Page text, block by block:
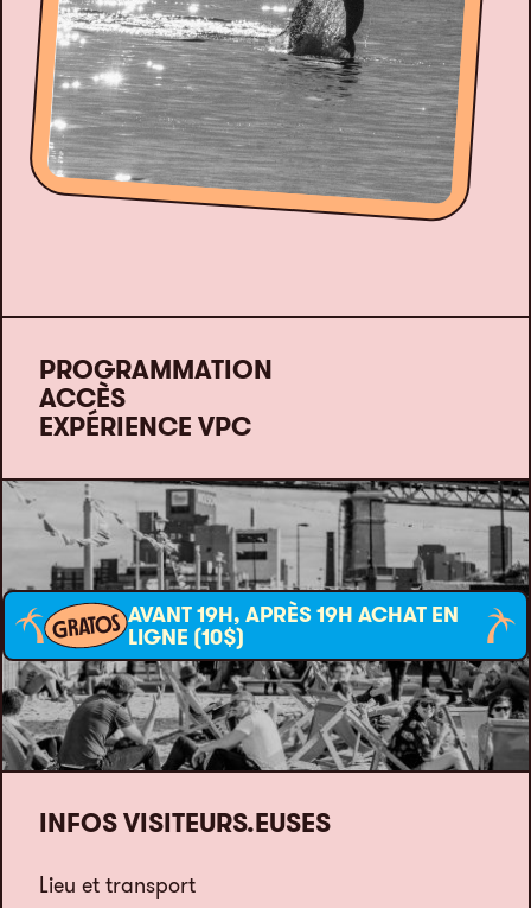
PROGRAMMATION
ACCÈS
EXPÉRIENCE VPC
GRATOS AVANT 19H, APRÈS 19H ACHAT EN
LIGNE (10$)
INFOS VISITEURS.EUSES
Lieu et transport